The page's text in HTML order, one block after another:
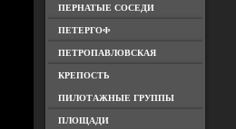
ПЕРНАТЫЕ СОСЕДИ
ПЕТЕРГОФ
ПЕТРОПАВЛОВСКАЯ
КРЕПОСТЬ
ПИЛОТАЖНЫЕ ГРУППЫ
ПЛОЩАДИ